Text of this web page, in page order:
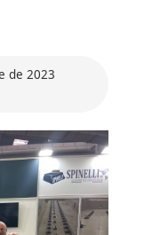
de 2023